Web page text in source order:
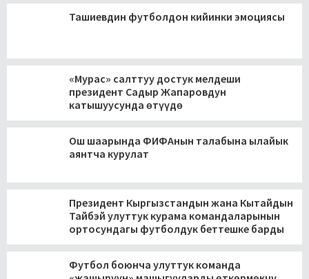
Ташиевдин футболдон кийинки эмоциясы
«Мурас» салттуу достук мелдеши
президент Садыр Жапаровдун
катышуусунда өтүүдө
Ош шаарында ФИФАнын талабына ылайык
аянтча курулат
Президент Кыргызстандын жана Кытайдын
Тайбэй улуттук курама командаларынын
ортосундагы футболдук беттешке барды
Футбол боюнча улуттук команда